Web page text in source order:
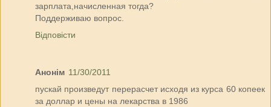
зарплата,начисленная тогда?
Поддерживаю вопрос.
Відповісти
Анонім 11/30/2011
пускай произведут перерасчет исходя из курса 60 копеек
за доллар и цены на лекарства в 1986